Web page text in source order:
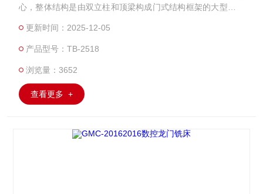
心，整体结构是由双立柱和顶梁构成门式结构框架的大型加工
更新时间：2025-12-05
产品型号：TB-2518
浏览量：3652
查看更多 +